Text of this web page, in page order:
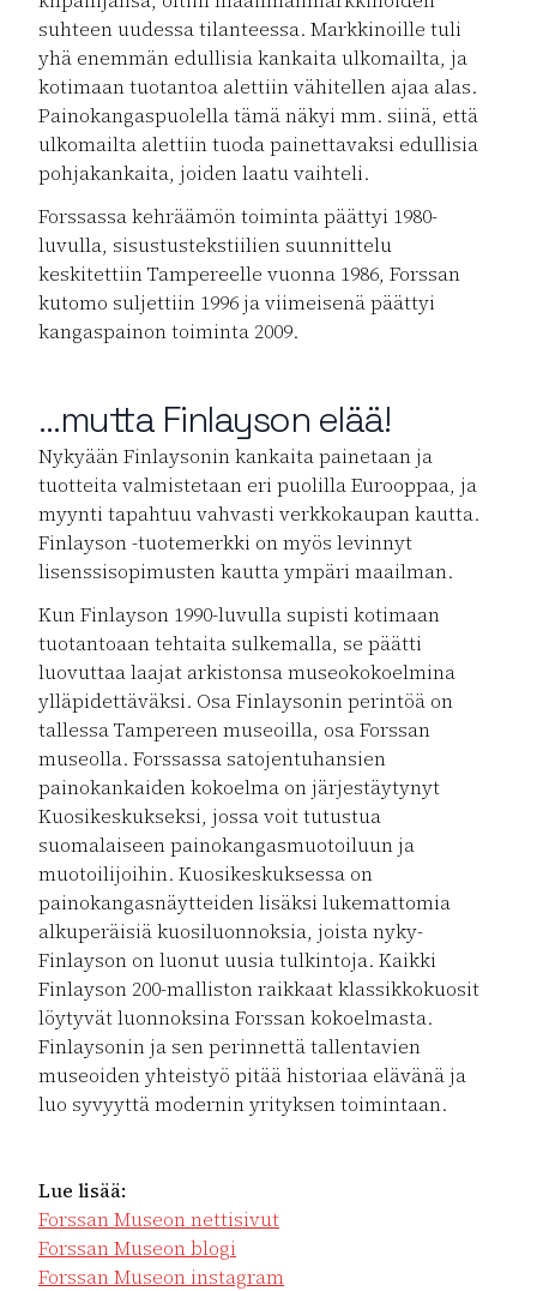
suhteen uudessa tilanteessa. Markkinoille tuli
yhä enemmän edullisia kankaita ulkomailta, ja
kotimaan tuotantoa alettiin vähitellen ajaa alas.
Painokangaspuolella tämä näkyi mm. siinä, että
ulkomailta alettiin tuoda painettavaksi edullisia
pohjakankaita, joiden laatu vaihteli.
Forssassa kehräämön toiminta päättyi 1980-
luvulla, sisustustekstiilien suunnittelu
keskitettiin Tampereelle vuonna 1986, Forssan
kutomo suljettiin 1996 ja viimeisenä päättyi
kangaspainon toiminta 2009.
…mutta Finlayson elää!
Nykyään Finlaysonin kankaita painetaan ja
tuotteita valmistetaan eri puolilla Eurooppaa, ja
myynti tapahtuu vahvasti verkkokaupan kautta.
Finlayson -tuotemerkki on myös levinnyt
lisenssisopimusten kautta ympäri maailman.
Kun Finlayson 1990-luvulla supisti kotimaan
tuotantoaan tehtaita sulkemalla, se päätti
luovuttaa laajat arkistonsa museokokoelmina
ylläpidettäväksi. Osa Finlaysonin perintöä on
tallessa Tampereen museoilla, osa Forssan
museolla. Forssassa satojentuhansien
painokankaiden kokoelma on järjestäytynyt
Kuosikeskukseksi, jossa voit tutustua
suomalaiseen painokangasmuotoiluun ja
muotoilijoihin. Kuosikeskuksessa on
painokangasnäytteiden lisäksi lukemattomia
alkuperäisiä kuosiluonnoksia, joista nyky-
Finlayson on luonut uusia tulkintoja. Kaikki
Finlayson 200-malliston raikkaat klassikkokuosit
löytyvät luonnoksina Forssan kokoelmasta.
Finlaysonin ja sen perinnettä tallentavien
museoiden yhteistyö pitää historiaa elävänä ja
luo syvyyttä modernin yrityksen toimintaan.
Lue lisää:
Forssan Museon nettisivut
Forssan Museon blogi
Forssan Museon instagram